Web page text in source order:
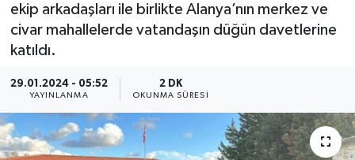
ekip arkadaşları ile birlikte Alanya’nın merkez ve
civar mahallelerde vatandaşın düğün davetlerine
katıldı.
29.01.2024 - 05:52
YAYINLANMA
2 DK
OKUNMA SÜRESI
Gazipaşa